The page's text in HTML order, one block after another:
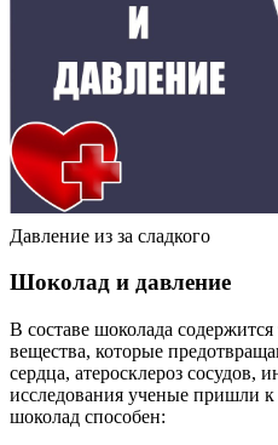
Давление из за сладкого
Шоколад и давление
В составе шоколада
вещества, которые
сердца, атеросклероз сосудов,
исследования ученые пришли
шоколад способен: